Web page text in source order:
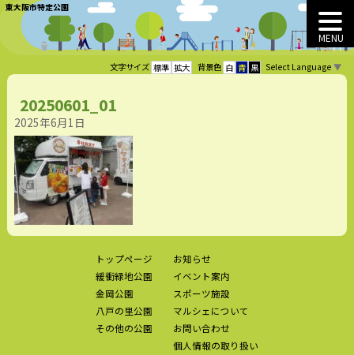
東大阪市特定公園
MENU
文字サイズ 標準 拡大 背景色 白 青 黒 Select Language ▼
20250601_01
2025年6月1日
トップページ
緩衝緑地公園
金岡公園
八戸の里公園
その他の公園
お知らせ
イベント案内
スポーツ施設
マルシェについて
お問い合わせ
個人情報の取り扱い